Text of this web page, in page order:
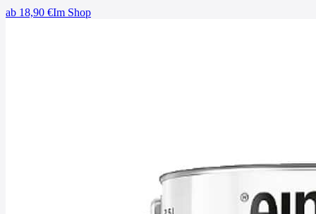
ab 18,90 €Im Shop